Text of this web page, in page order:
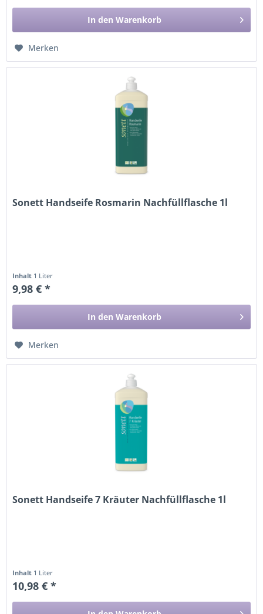
In den Warenkorb
Merken
Sonett Handseife Rosmarin Nachfüllflasche 1l
Inhalt 1 Liter
9,98 € *
In den Warenkorb
Merken
Sonett Handseife 7 Kräuter Nachfüllflasche 1l
Inhalt 1 Liter
10,98 € *